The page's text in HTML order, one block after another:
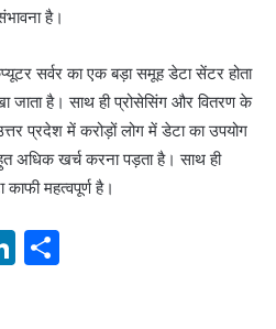
है।
सर्वर का एक बड़ा समूह डेटा सेंटर होता
जाता है। साथ ही प्रोसेसिंग और वितरण के
प्रदेश में करोड़ों लोग में डेटा का उपयोग
अधिक खर्च करना पड़ता है। साथ ही
महत्वपूर्ण है।
Li